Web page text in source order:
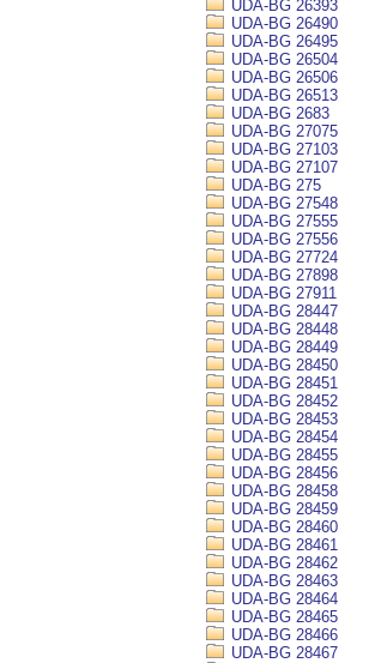
UDA-BG 26393
UDA-BG 26490
UDA-BG 26495
UDA-BG 26504
UDA-BG 26506
UDA-BG 26513
UDA-BG 2683
UDA-BG 27075
UDA-BG 27103
UDA-BG 27107
UDA-BG 275
UDA-BG 27548
UDA-BG 27555
UDA-BG 27556
UDA-BG 27724
UDA-BG 27898
UDA-BG 27911
UDA-BG 28447
UDA-BG 28448
UDA-BG 28449
UDA-BG 28450
UDA-BG 28451
UDA-BG 28452
UDA-BG 28453
UDA-BG 28454
UDA-BG 28455
UDA-BG 28456
UDA-BG 28458
UDA-BG 28459
UDA-BG 28460
UDA-BG 28461
UDA-BG 28462
UDA-BG 28463
UDA-BG 28464
UDA-BG 28465
UDA-BG 28466
UDA-BG 28467